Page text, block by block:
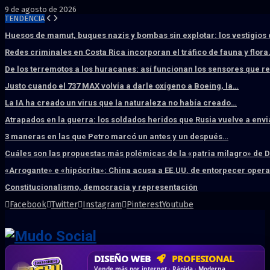
9 de agosto de 2026
TENDENCIA
Huesos de mamut, buques nazis y bombas sin explotar: los vestigios
Redes criminales en Costa Rica incorporan el tráfico de fauna y
De los terremotos a los huracanes: así funcionan los sensores que
Justo cuando el 737 MAX volvía a darle oxígeno a Boeing, la…
La IA ha creado un virus que la naturaleza no había creado…
Atrapados en la guerra: los soldados heridos que Rusia vuelve a
3 maneras en las que Petro marcó un antes y un después…
Cuáles son las propuestas más polémicas de la «patria milagro» de
«Arrogante» e «hipócrita»: China acusa a EE.UU. de entorpecer
Constitucionalismo, democracia y representación
Facebook Twitter Instagram PinterestYoutube
HOSTING SSD SÚPER RÁPIDO
DISEÑO WEB PROFESIONAL
CRM & DASHBOARD A MEDIDA
CORREO CORPORATIVO